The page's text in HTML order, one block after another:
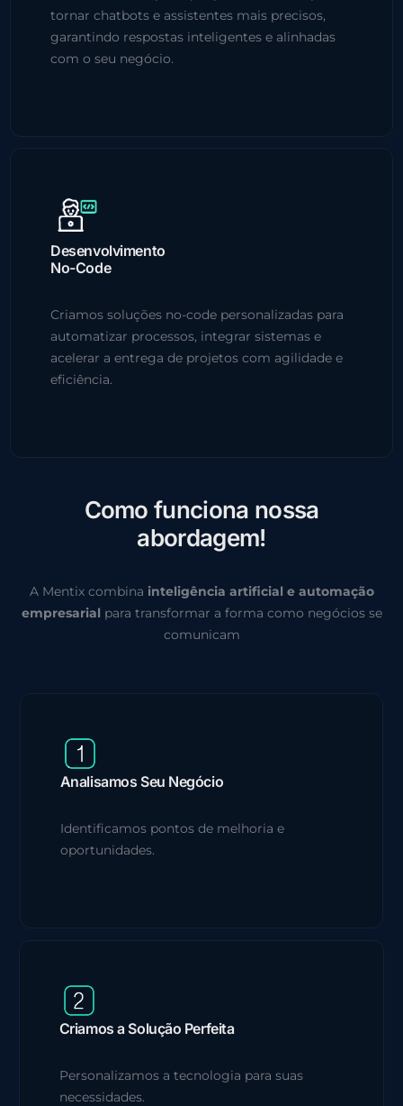
tornar chatbots e assistentes mais precisos,
garantindo respostas inteligentes e alinhadas
com o seu negócio.
Desenvolvimento
No-Code
Criamos soluções no-code personalizadas para
automatizar processos, integrar sistemas e
acelerar a entrega de projetos com agilidade e
eficiência.
Como funciona nossa
abordagem!
A Mentix combina inteligência artificial e automação
empresarial para transformar a forma como negócios se
comunicam
Analisamos Seu Negócio
Identificamos pontos de melhoria e
oportunidades.
Criamos a Solução Perfeita
Personalizamos a tecnologia para suas
necessidades.